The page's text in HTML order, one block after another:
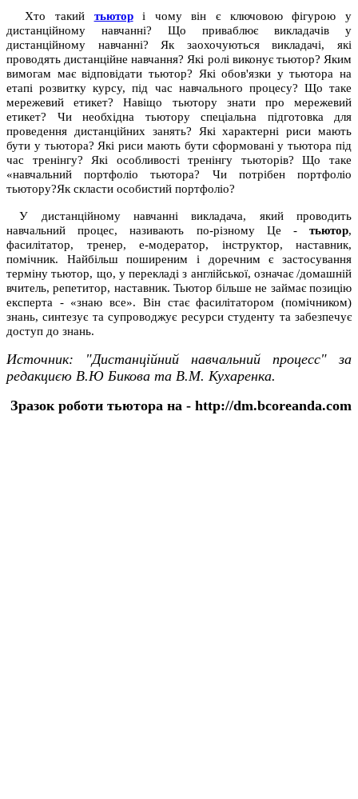
Хто такий тьюторі чому він є ключовою фігурою у
дистанційному навчанні? Що приваблює викладачів у
дистанційному навчанні? Як заохочуються викладачі, які
проводять дистанційне навчання? Які ролі виконує тьютор? Яким
вимогам має відповідати тьютор? Які обов'язки у тьютора на
етапі розвитку курсу, під час навчального процесу? Що таке
мережевий етикет? Навіщо тьютору знати про мережевий
етикет? Чи необхідна тьютору спеціальна підготовка для
проведення дистанційних занять? Які характерні риси мають
бути у тьютора? Які риси мають бути сформовані у тьютора під
час тренінгу? Які особливості тренінгу тьюторів? Що таке
«навчальний портфоліо тьютора? Чи потрібен портфоліо
тьютору?Як скласти особистий портфоліо?
У дистанційному навчанні викладача, який проводить
навчальний процес, називають по-різному Це - тьютор,
фасилітатор, тренер, е-модератор, інструктор, наставник,
помічник. Найбільш поширеним і доречним є застосування
терміну тьютор, що, у перекладі з англійської, означає /домашній
вчитель, репетитор, наставник. Тьютор більше не займає позицію
експерта - «знаю все». Він стає фасилітатором (помічником)
знань, синтезує та супроводжує ресурси студенту та забезпечує
доступ до знань.
Источник: "Дистанційний навчальний процесс"за
редакциєю В.Ю Бикова та В.М. Кухаренка.
Зразок роботи тьютора на - http://dm.bcoreanda.com